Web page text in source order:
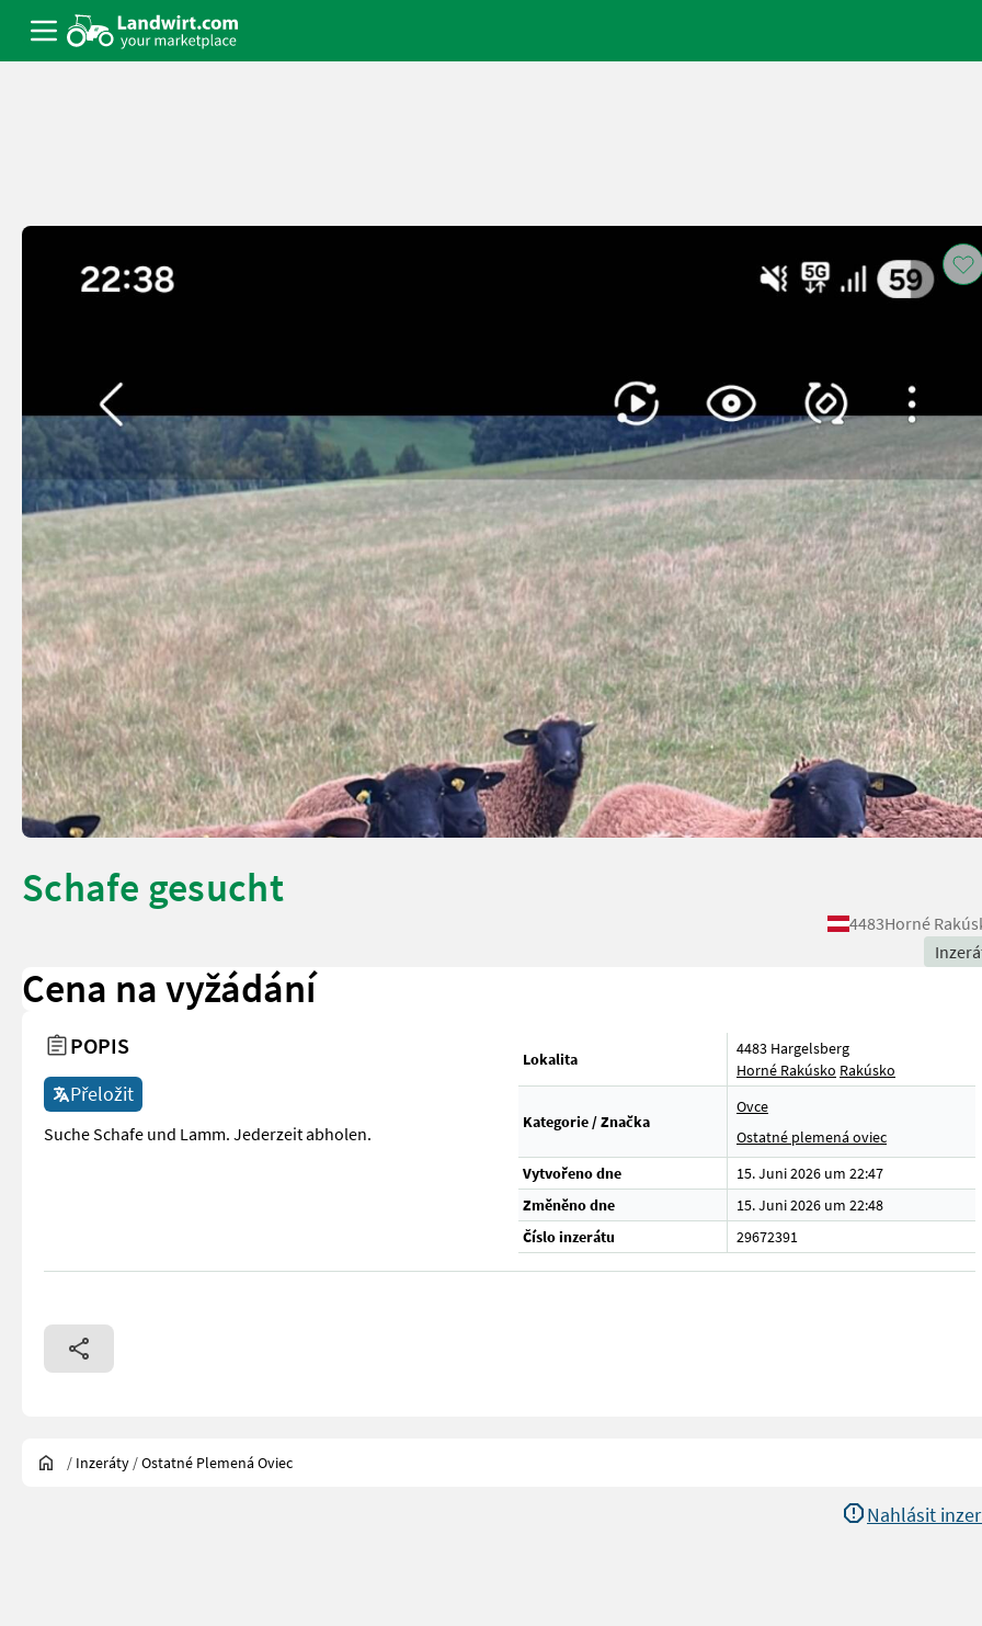
Schafe gesucht
4483Horné
Cena na vyžádání
POPIS
Přeložit
Suche Schafe und Lamm. Jederzeit abholen.
Lokalita
4483 Hargelsberg
Horné Rakúsko Rakúsko
Kategorie / Značka
Ovce
Ostatné plemená oviec
Vytvořeno dne
15. Juni 2026 um 22:47
Změněno dne
15. Juni 2026 um 22:48
Číslo inzerátu
29672391
/ Inzeráty /Ostatné Plemená Oviec
Nahlásit